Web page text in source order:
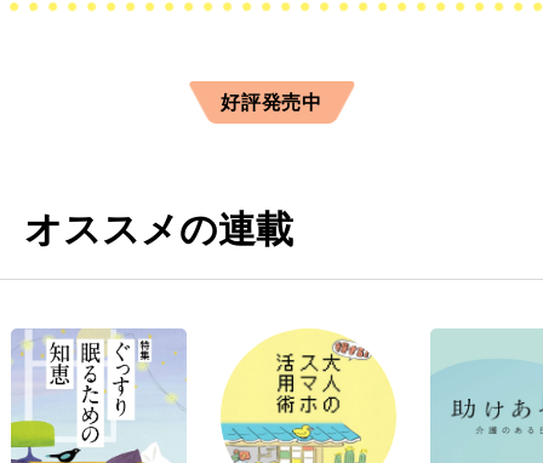
好評発売中
オススメの連載